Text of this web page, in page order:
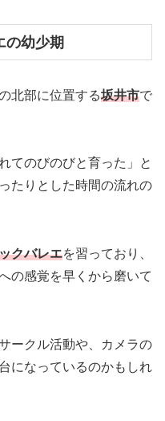
の幼少期
北部に位置する坂井市で
てのびのびと育った」と
たりとした時間の流れの
クバレエを習っており、
の感覚を早くから磨いて
ークル活動や、カメラの
になっているのかもしれ